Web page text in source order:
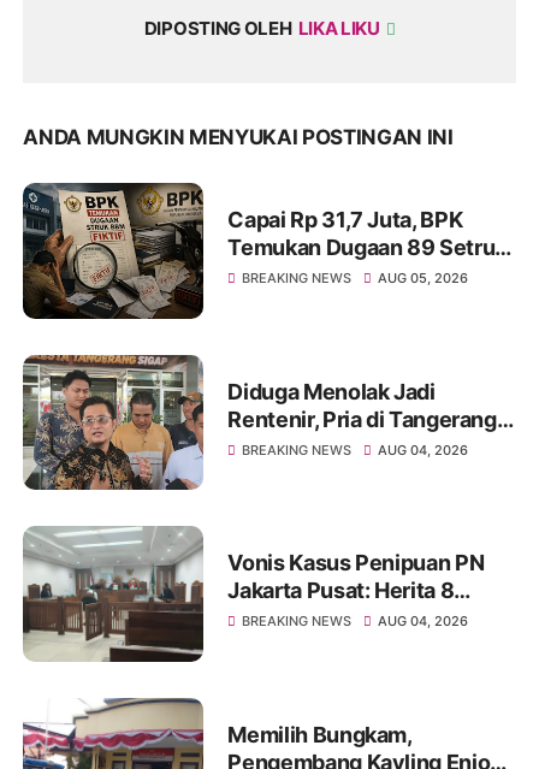
DIPOSTING OLEH LIKA LIKU
ANDA MUNGKIN MENYUKAI POSTINGAN INI
Capai Rp 31,7 Juta, BPK
Temukan Dugaan 89 Setruk
BBM Fiktif di Dinkes Kota
BREAKING NEWS AUG 05, 2026
Diduga Menolak Jadi
Rentenir, Pria di Tangerang
Diduga Jadi Korban
BREAKING NEWS AUG 04, 2026
Vonis Kasus Penipuan PN
Jakarta Pusat: Herita 8
Bulan, Achmad Yulian 2
BREAKING NEWS AUG 04, 2026
Memilih Bungkam,
Pengembang Kavling Enjong